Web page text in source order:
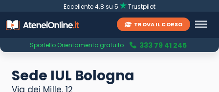
Eccellente 4.8 su 5 Trustpilot
TROVA IL CORSO
Sportello Orientamento gratuito 333 79 41 245
Sede IUL Bologna
Via dei Mille, 12